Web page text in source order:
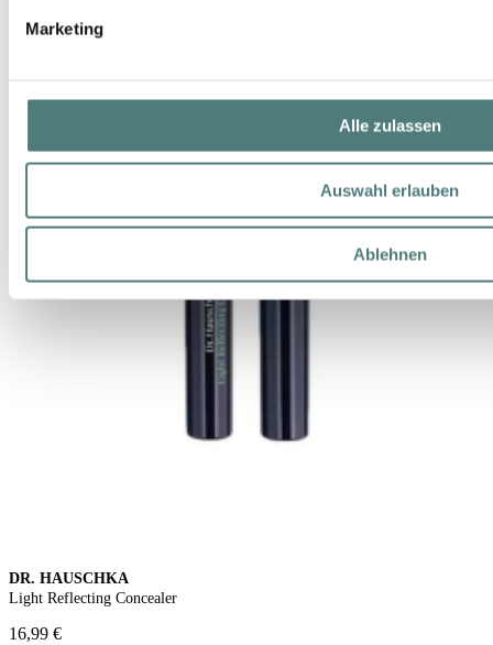
Marketing
Alle zulassen
Auswahl erlauben
Ablehnen
DR. HAUSCHKA
Light Reflecting Concealer
16,99 €